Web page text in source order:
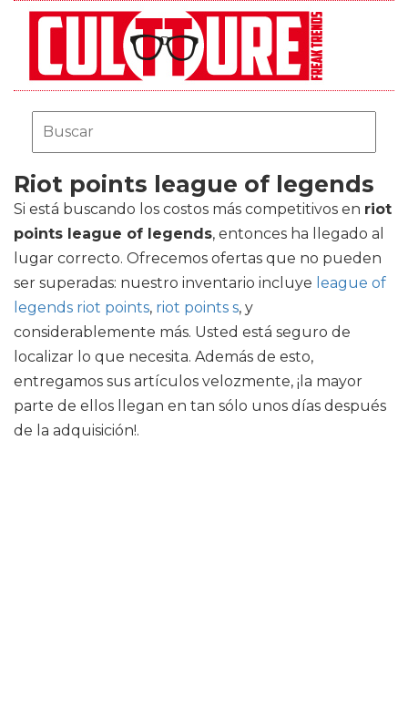
Riot points league of legends
Si está buscando los costos más competitivos en riot
points league of legends, entonces ha llegado al
lugar correcto. Ofrecemos ofertas que no pueden
ser superadas: nuestro inventario incluye league of
legends riot points, riot points s, y
considerablemente más. Usted está seguro de
localizar lo que necesita. Además de esto,
entregamos sus artículos velozmente, ¡la mayor
parte de ellos llegan en tan sólo unos días después
de la adquisición!.